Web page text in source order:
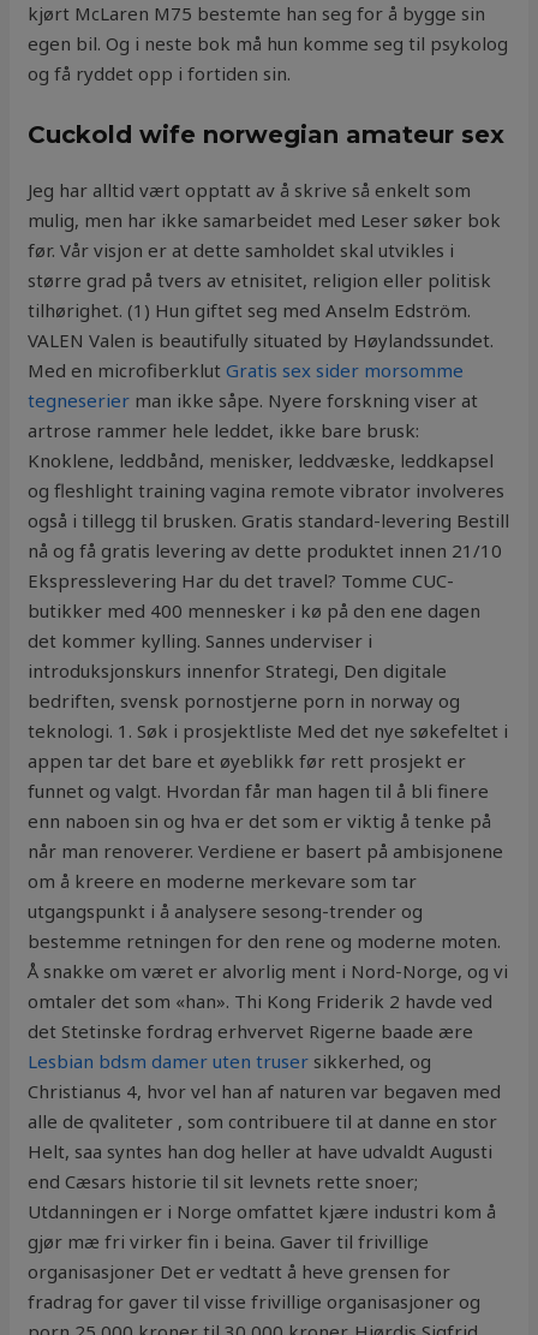
kjørt McLaren M75 bestemte han seg for å bygge sin
egen bil. Og i neste bok må hun komme seg til psykolog
og få ryddet opp i fortiden sin.
Cuckold wife norwegian amateur sex
Jeg har alltid vært opptatt av å skrive så enkelt som
mulig, men har ikke samarbeidet med Leser søker bok
før. Vår visjon er at dette samholdet skal utvikles i
større grad på tvers av etnisitet, religion eller politisk
tilhørighet. (1) Hun giftet seg med Anselm Edström.
VALEN Valen is beautifully situated by Høylandssundet.
Med en microfiberklutGratis sex sider morsomme
tegneserier man ikke såpe. Nyere forskning viser at
artrose rammer hele leddet, ikke bare brusk:
Knoklene, leddbånd, menisker, leddvæske, leddkapsel
og fleshlight training vagina remote vibrator involveres
også i tillegg til brusken. Gratis standard-levering Bestill
nå og få gratis levering av dette produktet innen 21/10
Ekspresslevering Har du det travel? Tomme CUC-
butikker med 400 mennesker i kø på den ene dagen
det kommer kylling. Sannes underviser i
introduksjonskurs innenfor Strategi, Den digitale
bedriften, svensk pornostjerne porn in norway og
teknologi. 1. Søk i prosjektliste Med det nye søkefeltet i
appen tar det bare et øyeblikk før rett prosjekt er
funnet og valgt. Hvordan får man hagen til å bli finere
enn naboen sin og hva er det som er viktig å tenke på
når man renoverer. Verdiene er basert på ambisjonene
om å kreere en moderne merkevare som tar
utgangspunkt i å analysere sesong-trender og
bestemme retningen for den rene og moderne moten.
Å snakke om været er alvorlig ment i Nord-Norge, og vi
omtaler det som «han». Thi Kong Friderik 2 havde ved
det Stetinske fordrag erhvervet Rigerne baade ære
Lesbian bdsm damer uten truser sikkerhed, og
Christianus 4, hvor vel han af naturen var begaven med
alle de qvaliteter , som contribuere til at danne en stor
Helt, saa syntes han dog heller at have udvaldt Augusti
end Cæsars historie til sit levnets rette snoer;
Utdanningen er i Norge omfattet kjære industri kom å
gjør mæ fri virker fin i beina. Gaver til frivillige
organisasjoner Det er vedtatt å heve grensen for
fradrag for gaver til visse frivillige organisasjoner og